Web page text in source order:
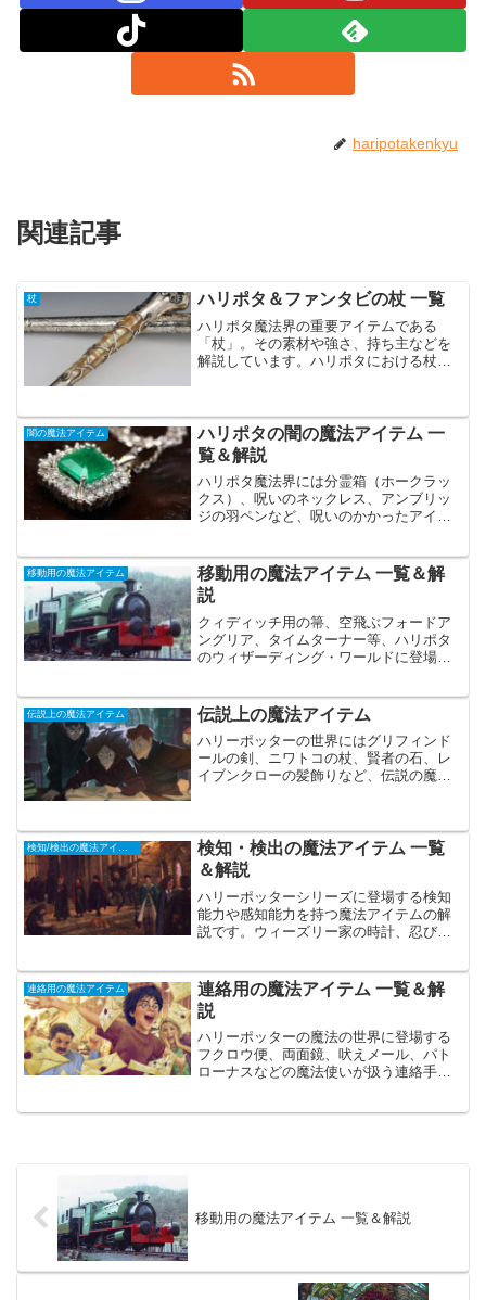
haripotakenkyu
関連記事
杖 ハリポタ＆ファンタビの杖 一覧
ハリポタ魔法界の重要アイテムである
「杖」。その素材や強さ、持ち主などを
解説しています。ハリポタにおける杖と
ば、基本的にどんな物を介して...
闇の魔法アイテム
ハリポタの闇の魔法アイテム 一
覧＆解説
ハリポタ魔法界には分霊箱（ホークラッ
クス）、呪いのネックレス、アンブリッ
ジの羽ペンなど、呪いのかかったアイテ
アイテムなど、呪いの品々は多種多様で
す。
移動用の魔法アイテム
移動用の魔法アイテム 一覧＆解
説
クィディッチ用の箒、空飛ぶフォードア
ングリア、タイムターナー等、ハリポタ
のウィザーディング・ワールドに登場す
ら、便利な瞬間移動ができる魔法道具な
ど、ハリーポッターの世界は様々な魔法
で溢れています。
伝説上の魔法アイテム 伝説上の魔法アイテム
ハリーポッターの世界にはグリフィンド
ールの剣、ニワトコの杖、賢者の石、レ
イブンクローの髪飾りなど、伝説の魔法
検知/検出の魔法アイテム
検知・検出の魔法アイテム 一覧
＆解説
ハリーポッターシリーズに登場する検知
能力や感知能力を持つ魔法アイテムの解
説です。ウィーズリー家の時計、忍びの
す。
連絡用の魔法アイテム
連絡用の魔法アイテム 一覧＆解
説
ハリーポッターの魔法の世界に登場する
フクロウ便、両面鏡、吠えメール、パト
ローナスなどの魔法使いが扱う連絡手段
移動用の魔法アイテム 一覧＆解説